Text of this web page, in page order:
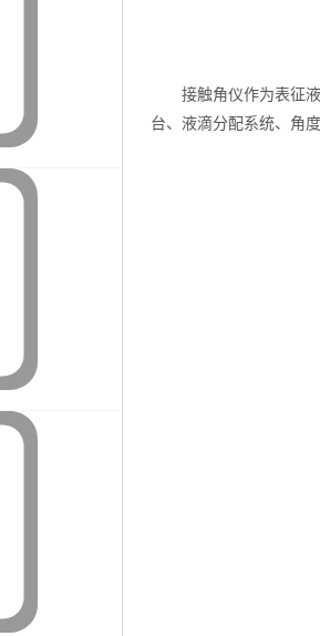
接触角仪作为表征液
台、液滴分配系统、角